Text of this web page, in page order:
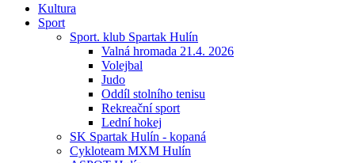
Kultura
Sport
Sport. klub Spartak Hulín
Valná hromada 21.4. 2026
Volejbal
Judo
Oddíl stolního tenisu
Rekreační sport
Lední hokej
SK Spartak Hulín - kopaná
Cykloteam MXM Hulín